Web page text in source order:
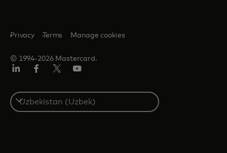
© 1994-2026 Mastercard.
Privacy Terms Manage cookies
Select
a
country